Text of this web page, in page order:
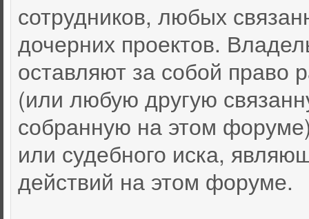
сотрудников, любых
дочерних проектов.
оставляют за собой
(или любую другую
собранную на этом
или судебного иска,
действий на этом форуме.